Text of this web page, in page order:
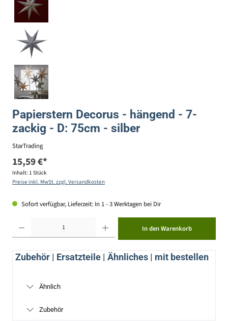
Papierstern Decorus - hängend - 7-
zackig - D: 75cm - silber
StarTrading
15,59 €*
Inhalt: 1 Stück
Preise inkl. MwSt. zzgl. Versandkosten
Sofort verfügbar, Lieferzeit: In 1 - 3 Werktagen bei Dir
In den Warenkorb
Zubehör | Ersatzteile | Ähnliches | mit bestellen
Ähnlich
Zubehör